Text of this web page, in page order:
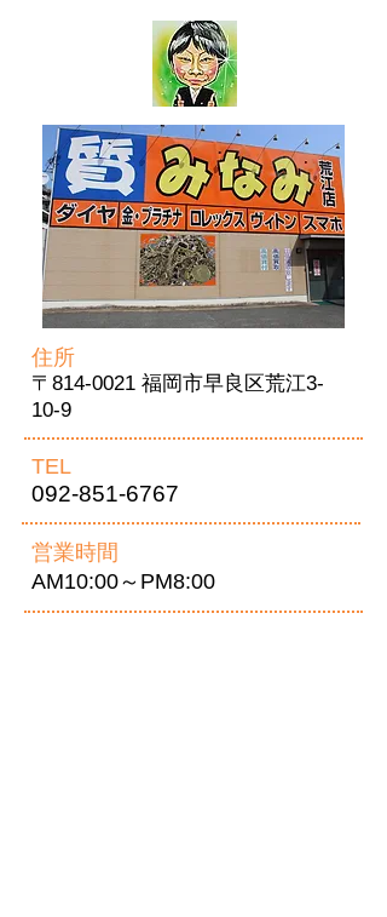
住所
営業時間
AM10:00～PM8:00
TEL
092-851-6767
〒814-0021 福岡市早良区荒江3-
10-9